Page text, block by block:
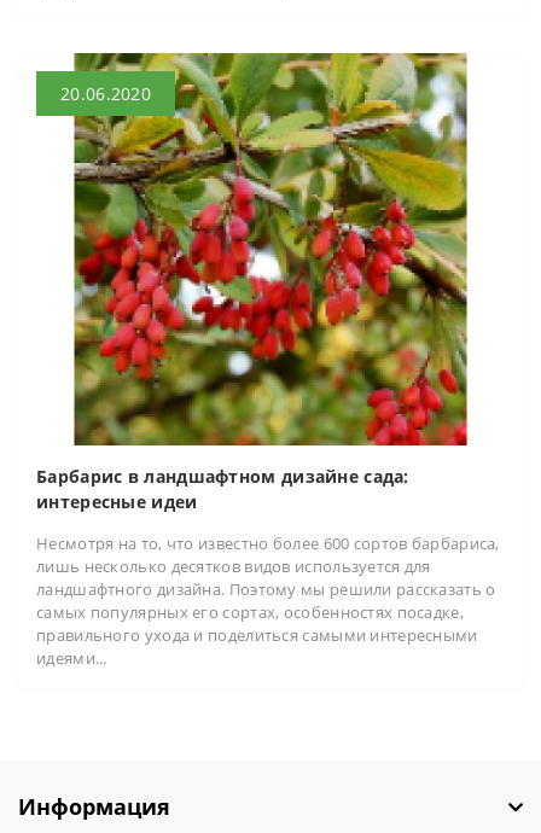
20.06.2020
Барбарис в ландшафтном дизайне сада:
интересные идеи
Несмотря на то, что известно более 600 сортов барбариса,
лишь несколько десятков видов используется для
ландшафтного дизайна. Поэтому мы решили рассказать о
самых популярных его сортах, особенностях посадке,
правильного ухода и поделиться самыми интересными
идеями...
Информация